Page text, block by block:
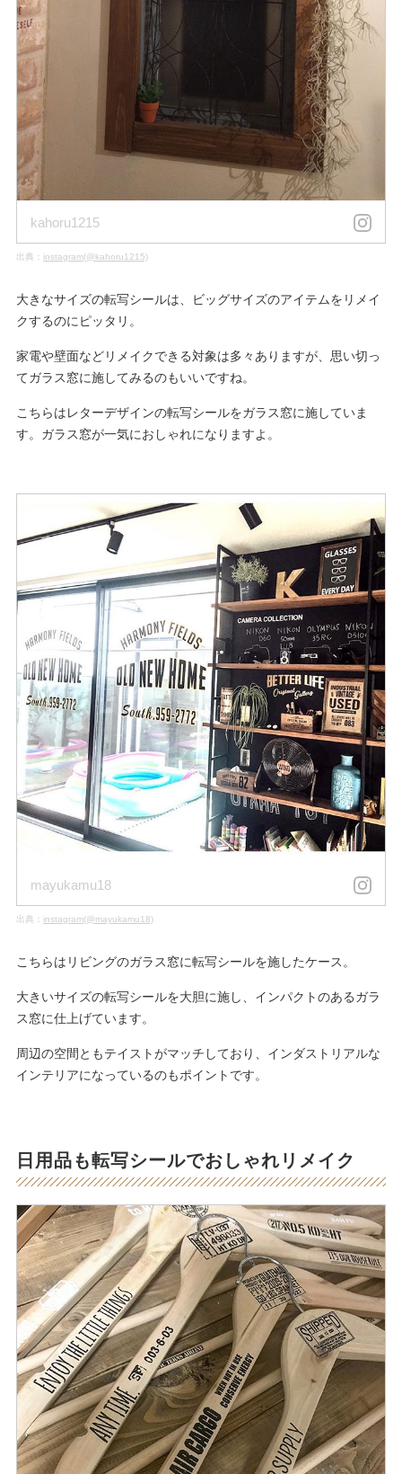
kahoru1215
出典： instagram(@kahoru1215)
大きなサイズの転写シールは、ビッグサイズのアイテムをリメイ
クするのにピッタリ。
家電や壁面などリメイクできる対象は多々ありますが、思い切っ
てガラス窓に施してみるのもいいですね。
こちらはレターデザインの転写シールをガラス窓に施していま
す。ガラス窓が一気におしゃれになりますよ。
mayukamu18
出典： instagram(@mayukamu18)
こちらはリビングのガラス窓に転写シールを施したケース。
大きいサイズの転写シールを大胆に施し、インパクトのあるガラ
ス窓に仕上げています。
周辺の空間ともテイストがマッチしており、インダストリアルな
インテリアになっているのもポイントです。
日用品も転写シールでおしゃれリメイク